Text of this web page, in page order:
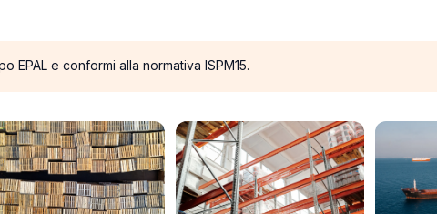
EPAL e conformi alla normativa ISPM15.